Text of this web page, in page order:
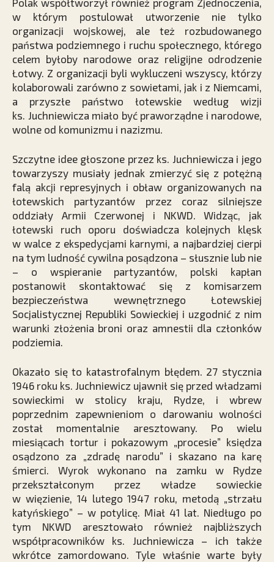
Polak współtworzył również program Zjednoczenia,
w którym postulował utworzenie nie tylko
organizacji wojskowej, ale też rozbudowanego
państwa podziemnego i ruchu społecznego, którego
celem byłoby narodowe oraz religijne odrodzenie
Łotwy. Z organizacji byli wykluczeni wszyscy, którzy
kolaborowali zarówno z sowietami, jak i z Niemcami,
a przyszłe państwo łotewskie według wizji
ks. Juchniewicza miało być praworządne i narodowe,
wolne od komunizmu i nazizmu.
Szczytne idee głoszone przez ks. Juchniewicza i jego
towarzyszy musiały jednak zmierzyć się z potężną
falą akcji represyjnych i obław organizowanych na
łotewskich partyzantów przez coraz silniejsze
oddziały Armii Czerwonej i NKWD. Widząc, jak
łotewski ruch oporu doświadcza kolejnych klęsk
w walce z ekspedycjami karnymi, a najbardziej cierpi
na tym ludność cywilna posądzona – słusznie lub nie
– o wspieranie partyzantów, polski kapłan
postanowił skontaktować się z komisarzem
bezpieczeństwa wewnętrznego Łotewskiej
Socjalistycznej Republiki Sowieckiej i uzgodnić z nim
warunki złożenia broni oraz amnestii dla członków
podziemia.
Okazało się to katastrofalnym błędem. 27 stycznia
1946 roku ks. Juchniewicz ujawnił się przed władzami
sowieckimi w stolicy kraju, Rydze, i wbrew
poprzednim zapewnieniom o darowaniu wolności
został momentalnie aresztowany. Po wielu
miesiącach tortur i pokazowym „procesie” księdza
osądzono za „zdradę narodu” i skazano na karę
śmierci. Wyrok wykonano na zamku w Rydze
przekształconym przez władze sowieckie
w więzienie, 14 lutego 1947 roku, metodą „strzału
katyńskiego” – w potylicę. Miał 41 lat. Niedługo po
tym NKWD aresztowało również najbliższych
współpracowników ks. Juchniewicza – ich także
wkrótce zamordowano. Tyle właśnie warte były